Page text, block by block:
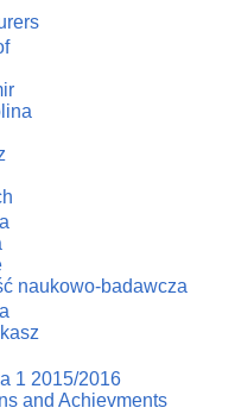
naukowo-badawcza
1 2015/2016
and Achievments